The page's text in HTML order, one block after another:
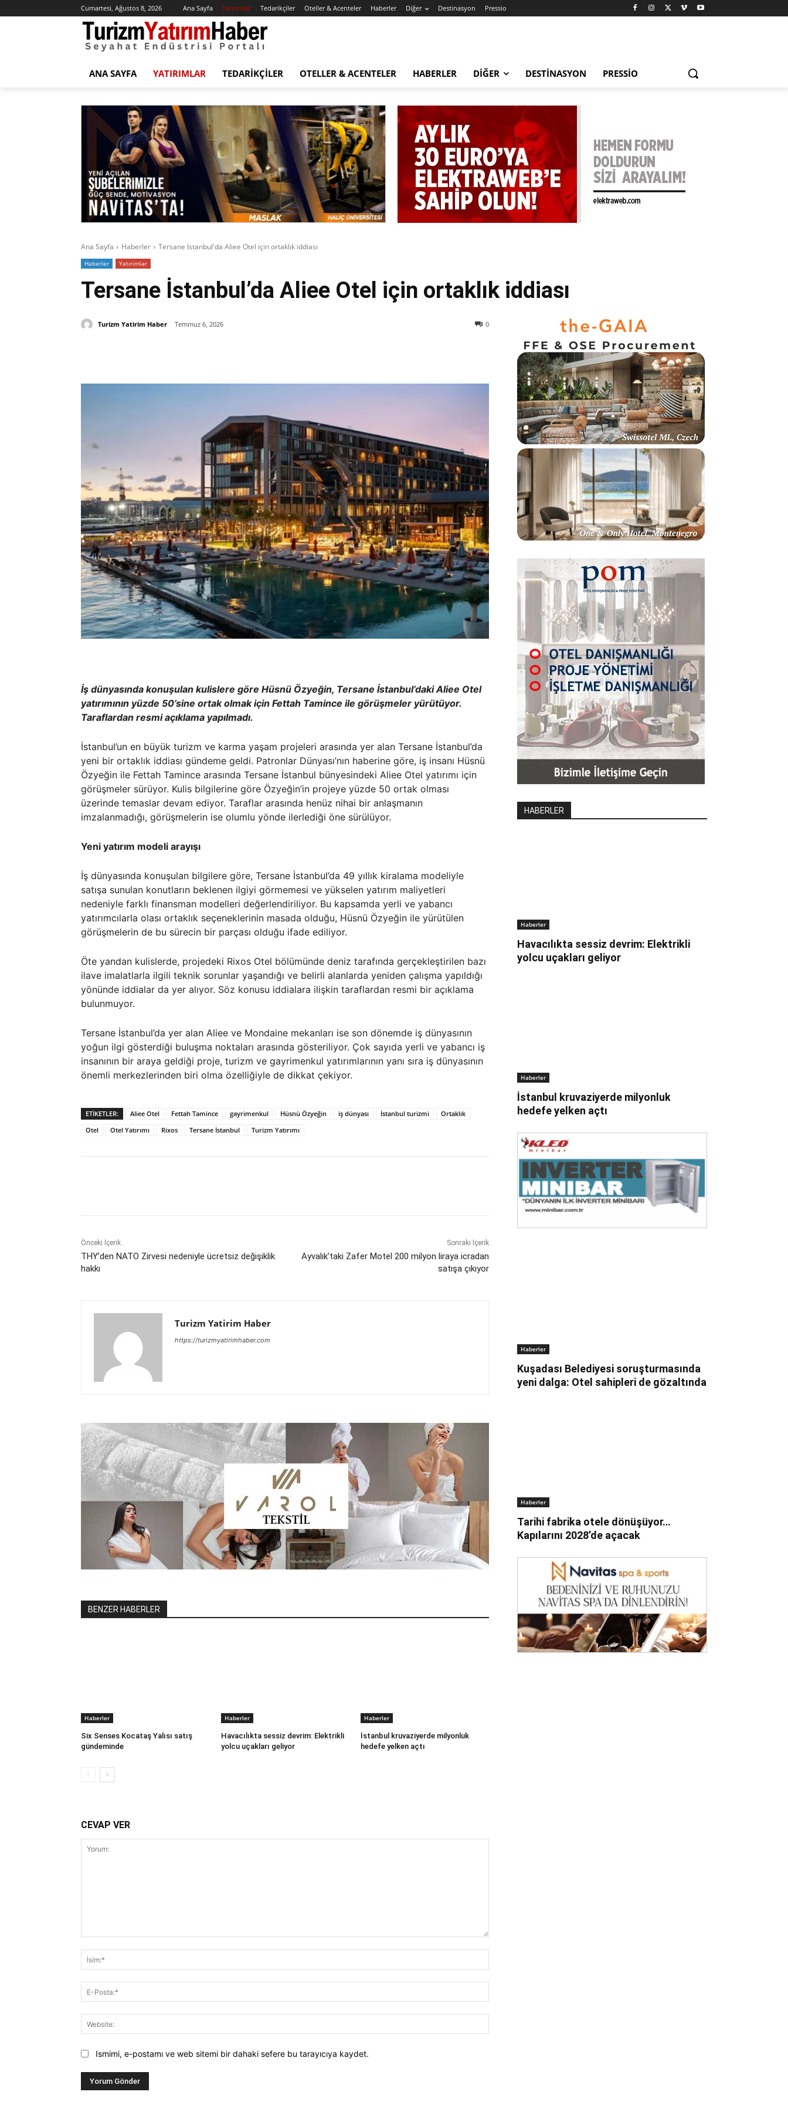
Cumartesi, Ağustos 8, 2026 Ana Sayfa Yatırımlar Tedarikçiler Oteller & Acenteler Haberler Diğer Destinasyon Pressio
ANA SAYFA YATIRIMLAR TEDARIKÇILER OTELLER & ACENTELER HABERLER DIĞER DESTINASYON PRESSIO
Ana Sayfa Haberler Tersane İstanbul'da Aliee Otel için ortaklık iddiası
Haberler Yatırımlar
Tersane İstanbul’da Aliee Otel için ortaklık iddiası
0
Turizm Yatirim Haber Temmuz 6, 2026
İş dünyasında konuşulan kulislere göre Hüsnü Özyeğin, Tersane İstanbul’daki Aliee Otel
yatırımının yüzde 50’sine ortak olmak için Fettah Tamince ile görüşmeler yürütüyor.
Taraflardan resmi açıklama yapılmadı.
İstanbul’un en büyük turizm ve karma yaşam projeleri arasında yer alan Tersane İstanbul’da
yeni bir ortaklık iddiası gündeme geldi. Patronlar Dünyası’nın haberine göre, iş insanı Hüsnü
Özyeğin ile Fettah Tamince arasında Tersane İstanbul bünyesindeki Aliee Otel yatırımı için
görüşmeler sürüyor. Kulis bilgilerine göre Özyeğin’in projeye yüzde 50 ortak olması
üzerinde temaslar devam ediyor. Taraflar arasında henüz nihai bir anlaşmanın
imzalanmadığı, görüşmelerin ise olumlu yönde ilerlediği öne sürülüyor.
Yeni yatırım modeli arayışı
İş dünyasında konuşulan bilgilere göre, Tersane İstanbul’da 49 yıllık kiralama modeliyle
satışa sunulan konutların beklenen ilgiyi görmemesi ve yükselen yatırım maliyetleri
nedeniyle farklı finansman modelleri değerlendiriliyor. Bu kapsamda yerli ve yabancı
yatırımcılarla olası ortaklık seçeneklerinin masada olduğu, Hüsnü Özyeğin ile yürütülen
görüşmelerin de bu sürecin bir parçası olduğu ifade ediliyor.
Öte yandan kulislerde, projedeki Rixos Otel bölümünde deniz tarafında gerçekleştirilen bazı
ilave imalatlarla ilgili teknik sorunlar yaşandığı ve belirli alanlarda yeniden çalışma yapıldığı
yönünde iddialar da yer alıyor. Söz konusu iddialara ilişkin taraflardan resmi bir açıklama
bulunmuyor.
Tersane İstanbul’da yer alan Aliee ve Mondaine mekanları ise son dönemde iş dünyasının
yoğun ilgi gösterdiği buluşma noktaları arasında gösteriliyor. Çok sayıda yerli ve yabancı iş
insanının bir araya geldiği proje, turizm ve gayrimenkul yatırımlarının yanı sıra iş dünyasının
önemli merkezlerinden biri olma özelliğiyle de dikkat çekiyor.
ETIKETLER: Aliee Otel Fettah Tamince gayrimenkul Hüsnü Özyeğin iş dünyası İstanbul turizmi
Ortaklık
Otel
Otel Yatırımı Rixos Tersane İstanbul Turizm Yatırımı
Önceki İçerik
THY’den NATO Zirvesi nedeniyle ücretsiz değişiklik
hakkı
Sonraki İçerik
Ayvalık’taki Zafer Motel 200 milyon liraya icradan
satışa çıkıyor
Turizm Yatirim Haber
https://turizmyatirimhaber.com
BENZER HABERLER
Haberler
Six Senses Kocataş Yalısı satış
gündeminde
Haberler
Havacılıkta sessiz devrim: Elektrikli
yolcu uçakları geliyor
Haberler
İstanbul kruvaziyerde milyonluk
hedefe yelken açtı
CEVAP VER
Posta:*
Ismimi, e-postamı ve web sitemi bir dahaki sefere bu tarayıcıya kaydet.
HABERLER
Haberler
Havacılıkta sessiz devrim: Elektrikli
yolcu uçakları geliyor
Haberler
İstanbul kruvaziyerde milyonluk
hedefe yelken açtı
Haberler
Kuşadası Belediyesi soruşturmasında
yeni dalga: Otel sahipleri de gözaltında
Haberler
Tarihi fabrika otele dönüşüyor…
Kapılarını 2028’de açacak